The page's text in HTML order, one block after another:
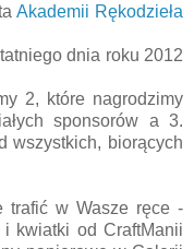
Akademii Rękodzieła
dnia roku 2012
2, które nagrodzimy
sponsorów a 3.
wszystkich, biorących
trafić w Wasze ręce -
kwiatki od CraftManii